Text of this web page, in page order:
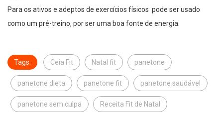
Para os ativos e adeptos de exercícios físicos pode ser usado
como um pré-treino, por ser uma boa fonte de energia.
Tags: Ceia Fit Natal fit panetone
panetone dieta panetone fit panetone saudável
panetone sem culpa Receita Fit de Natal